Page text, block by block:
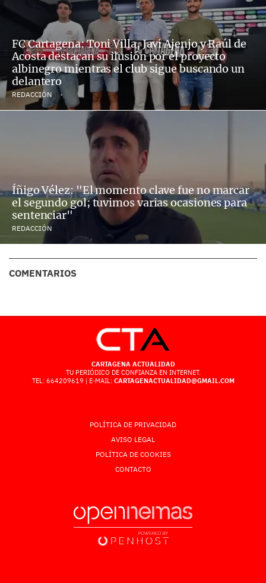
FC Cartagena: Toni Villa, Javi Ajenjo y Raúl de
Acosta destacan su ilusión por el proyecto
albinegro mientras el club sigue buscando un
delantero
REDACCIÓN
Íñigo Vélez: "El momento clave fue no marcar
el segundo gol; tuvimos varias ocasiones para
sentenciar"
REDACCIÓN
COMENTARIOS
CARTAGENA ACTUALIDAD
TU PERIÓDICO DE CONFIANZA EN INTERNET.
TEL: 664209619 | E-MAIL: CARTAGENACTUALIDAD@GMAIL.COM
POLÍTICA DE PRIVACIDAD
AVISO LEGAL
POLÍTICA DE COOKIES
CONTACTO